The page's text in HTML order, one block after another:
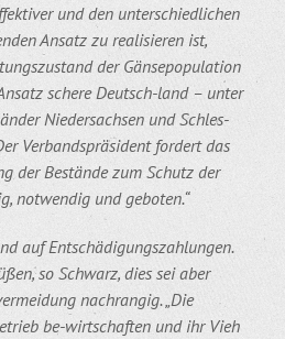
und den unterschiedlichen
Ansatz zu realisieren ist,
der Gänsepopulation
schere Deutsch-land – unter
Niedersachsen und Schles-
Verbandspräsident fordert das
der Bestände zum Schutz der
notwendig und geboten.“
auf Entschädigungszahlungen.
so Schwarz, dies sei aber
nachrangig. „Die
be-wirtschaften und ihr Vieh